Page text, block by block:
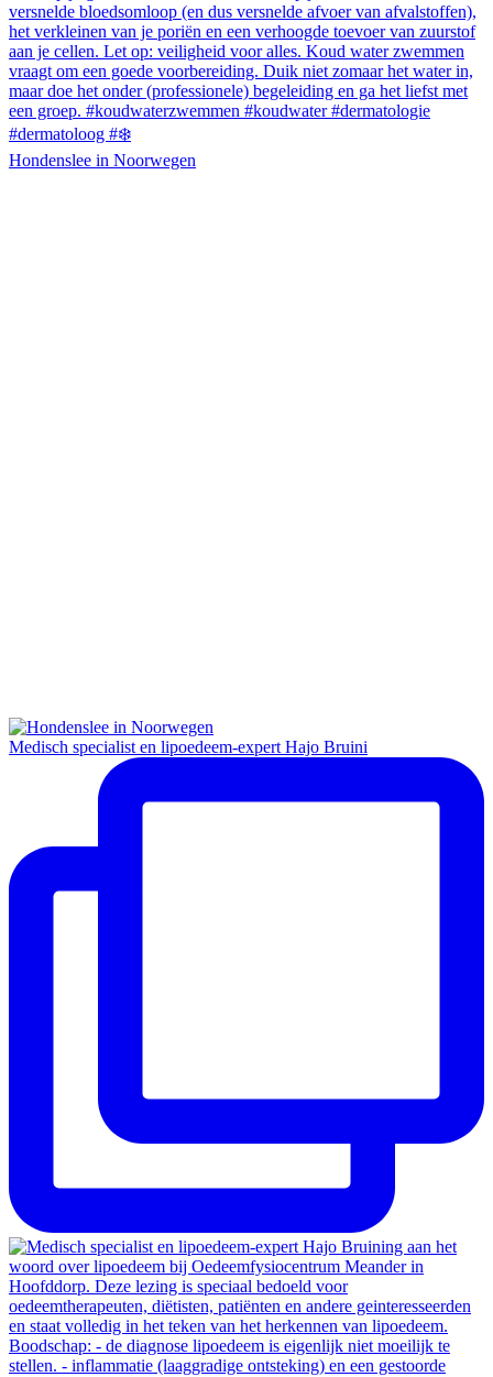
Hondenslee in Noorwegen
Medisch specialist en lipoedeem-expert Hajo Bruini